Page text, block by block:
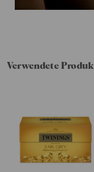
Verwendete